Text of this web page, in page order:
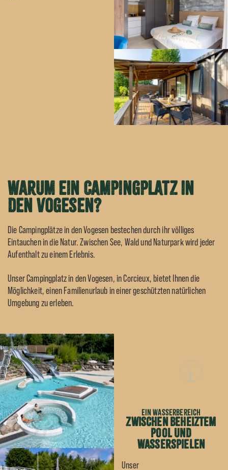
Warum ein Campingplatz in
den Vogesen?
Die Campingplätze in den Vogesen bestechen durch ihr völliges
Eintauchen in die Natur. Zwischen See, Wald und Naturpark wird jeder
Aufenthalt zu einem Erlebnis.
Unser Campingplatz in den Vogesen, in Corcieux, bietet Ihnen die
Möglichkeit, einen Familienurlaub in einer geschützten natürlichen
Umgebung zu erleben.
Ein Wasserbereich
zwischen beheiztem
Pool und
Wasserspielen
Unser